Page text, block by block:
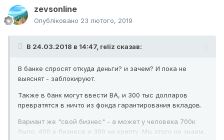
zevsonline
Опубліковано 23 лютого, 2019
В 24.03.2018 в 14:47, reliz сказав:
В банке спросят откуда деньги? и зачем? И пока не
выяснят - заблокируют.
Также в банк могут ввести ВА, и 300 тыс долларов
превратятся в ничто из фонда гарантирования вкладов.
Вариант же "свой бизнес" - а может у человека 700к
было, 400 в бизнесе и 300 на крипту. Мы этого не знаем,